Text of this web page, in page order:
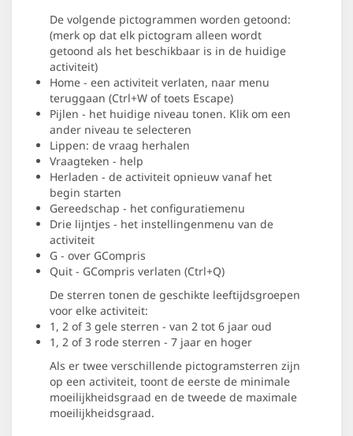
De volgende pictogrammen worden getoond:
(merk op dat elk pictogram alleen wordt
getoond als het beschikbaar is in de huidige
activiteit)
Home - een activiteit verlaten, naar menu
teruggaan (Ctrl+W of toets Escape)
Pijlen - het huidige niveau tonen. Klik om een
ander niveau te selecteren
Lippen: de vraag herhalen
Vraagteken - help
Herladen - de activiteit opnieuw vanaf het
begin starten
Gereedschap - het configuratiemenu
Drie lijntjes - het instellingenmenu van de
activiteit
G - over GCompris
Quit - GCompris verlaten (Ctrl+Q)
De sterren tonen de geschikte leeftijdsgroepen
voor elke activiteit:
1, 2 of 3 gele sterren - van 2 tot 6 jaar oud
1, 2 of 3 rode sterren - 7 jaar en hoger
Als er twee verschillende pictogramsterren zijn
op een activiteit, toont de eerste de minimale
moeilijkheidsgraad en de tweede de maximale
moeilijkheidsgraad.